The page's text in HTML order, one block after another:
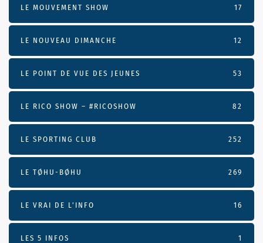
LE MOUVEMENT SHOW 17
LE NOUVEAU DIMANCHE 12
LE POINT DE VUE DES JEUNES 53
LE RICO SHOW – #RICOSHOW 82
LE SPORTING CLUB 252
LE TØHU-BØHU 269
LE VRAI DE L’INFO 16
LES 5 INFOS 1